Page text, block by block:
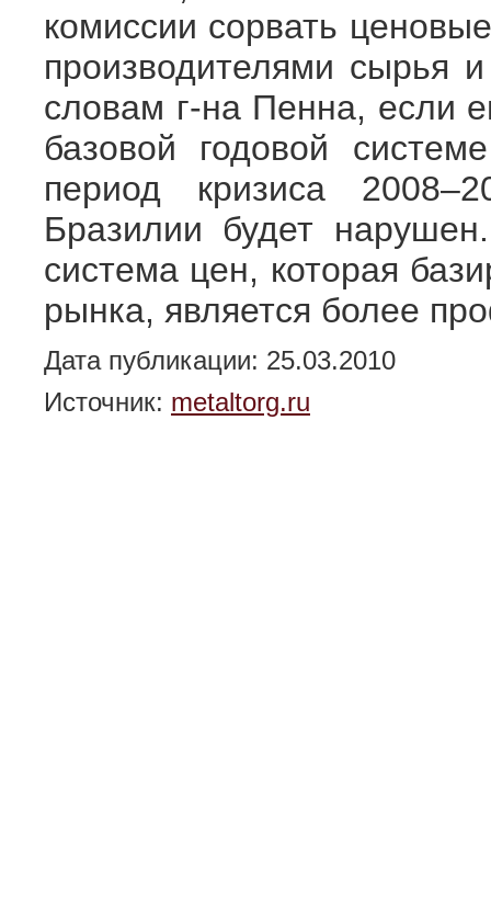
комиссии сорвать
производителями
словам г-на Пенна, если
базовой годовой
период кризиса
Бразилии будет
система цен, которая
рынка, является более
Дата публикации: 25.03.2010
Источник: metaltorg.ru